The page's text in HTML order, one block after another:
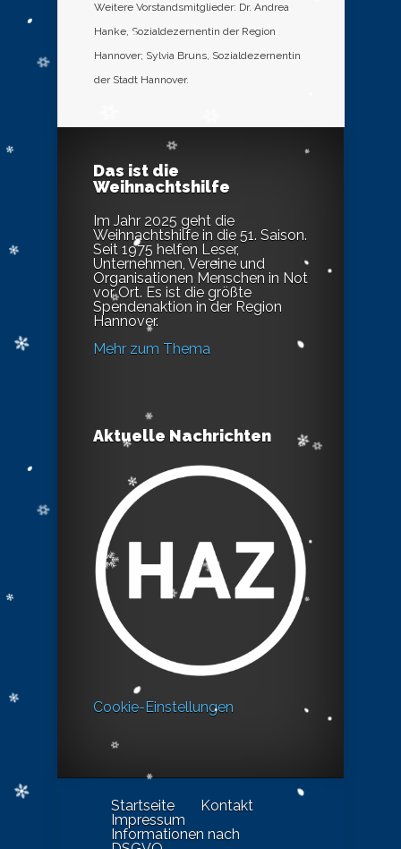
Weitere Vorstandsmitglieder: Dr. Andrea
Hanke, Sozialdezernentin der Region
Hannover; Sylvia Bruns, Sozialdezernentin
der Stadt Hannover.
Das ist die
Weihnachtshilfe
Im Jahr 2025 geht die
Weihnachtshilfe in die 51. Saison.
Seit 1975 helfen Leser,
Unternehmen, Vereine und
Organisationen Menschen in Not
vor Ort. Es ist die größte
Spendenaktion in der Region
Hannover.
Mehr zum Thema
Aktuelle Nachrichten
Cookie-Einstellungen
Startseite
Kontakt
Impressum
Informationen nach